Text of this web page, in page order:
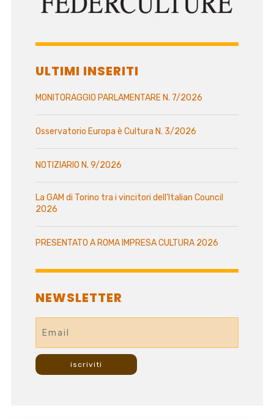
ULTIMI INSERITI
MONITORAGGIO PARLAMENTARE N. 7/2026
Osservatorio Europa è Cultura N. 3/2026
NOTIZIARIO N. 9/2026
La GAM di Torino tra i vincitori dell’Italian Council
2026
PRESENTATO A ROMA IMPRESA CULTURA 2026
NEWSLETTER